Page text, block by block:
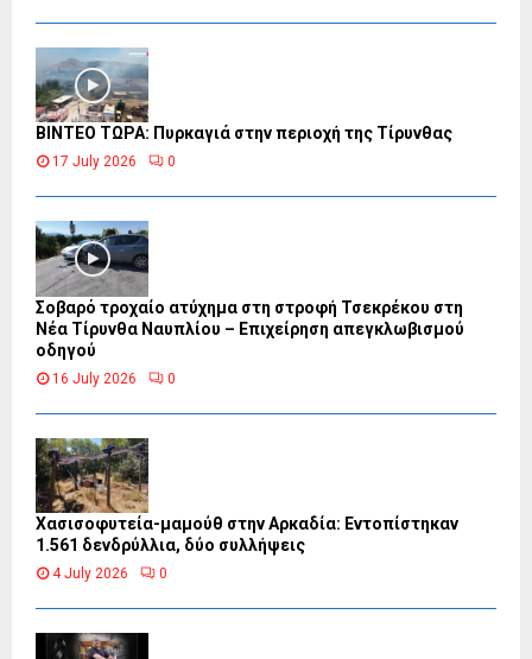
ΒΙΝΤΕΟ ΤΩΡΑ: Πυρκαγιά στην περιοχή της Τίρυνθας
17 July 2026 0
Σοβαρό τροχαίο ατύχημα στη στροφή Τσεκρέκου στη
Νέα Τίρυνθα Ναυπλίου – Επιχείρηση απεγκλωβισμού
οδηγού
16 July 2026 0
Χασισοφυτεία-μαμούθ στην Αρκαδία: Εντοπίστηκαν
1.561 δενδρύλλια, δύο συλλήψεις
4 July 2026 0